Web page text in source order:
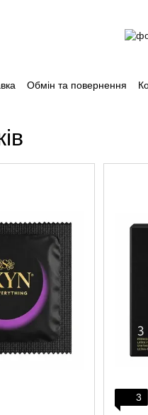
Обмін та повернення
3